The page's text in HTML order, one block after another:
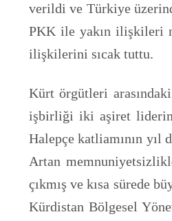
verildi ve Türkiye
PKK ile yakın ilişkileri
ilişkilerini sıcak tuttu.
Kürt örgütleri
işbirliği iki aşiret
Halepçe katliamının yıl
Artan
çıkmış ve kısa sürede
Kürdistan Bölgesel